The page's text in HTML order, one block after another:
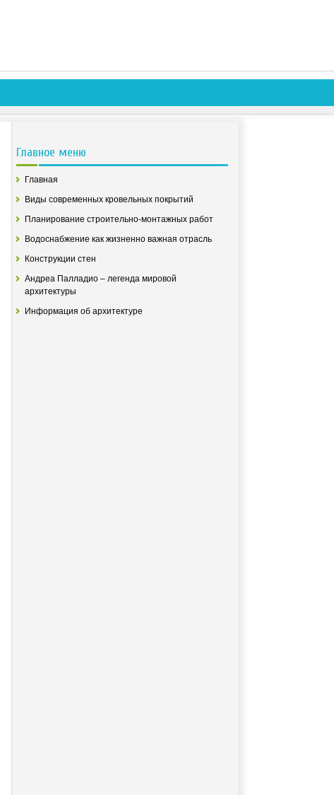
Главное меню
Главная
Виды современных кровельных покрытий
Планирование строительно-монтажных работ
Водоснабжение как жизненно важная отрасль
Конструкции стен
Андреа Палладио – легенда мировой
архитектуры
Информация об архитектуре